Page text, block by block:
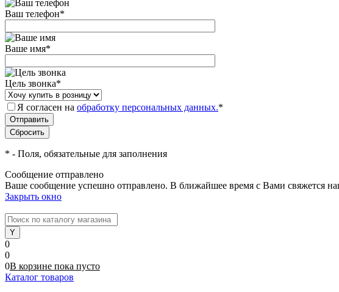
Ваш телефон*
Ваше имя*
Цель звонка*
Я согласен на обработку персональных данных.*
* - Поля, обязательные для заполнения
Сообщение отправлено
Ваше сообщение успешно отправлено. В ближайшее время с Вами свяжется
Закрыть окно
0
0
0В корзине пока пусто
Каталог товаров